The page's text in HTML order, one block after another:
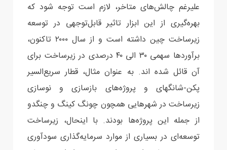
علیرغم چالش‌های متاخر، لازم است توجه شود که
بهره‌گیری از این ابزار تاثیر قابل‌توجهی در توسعه
زیرساخت چین داشته است و از سال ۲۰۰۰ تاکنون،
برآوردها سهمی ۳۰ الی ۴۰ درصدی در زیرساخت برای
آن قائل شده اند. به عنوان مثال، قطار سریع‌السیر
پکن-شانگهای و پروژه‌های بازسازی و نوسازی
زیرساخت در شهرهایی همچون چونگ کینگ و چنگدو
از جمله این پروژه‌ها بودند. با اینحال، زیرساخت
توسعه‌ای در بسیاری از موارد سرمایه‌گذاری سودآوری